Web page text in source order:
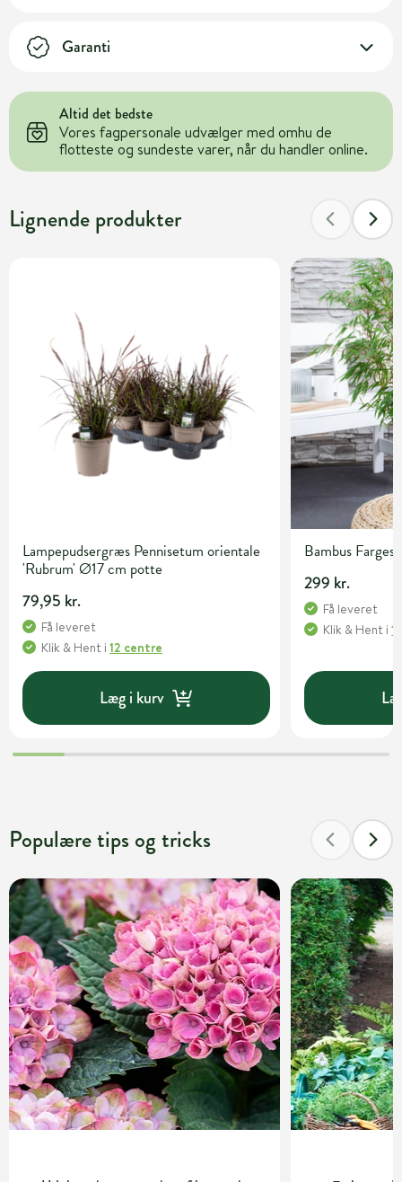
Garanti
Altid det bedste
Vores fagpersonale udvælger med omhu de
flotteste og sundeste varer, når du handler online.
Lignende produkter
Lampepudsergræs Pennisetum orientale
'Rubrum' Ø17 cm potte
79,95 kr.
Få leveret
Klik & Hent i 12 centre
Læg i kurv
Bambus
299 kr.
Få leveret
Klik & Hent i
Populære tips og tricks